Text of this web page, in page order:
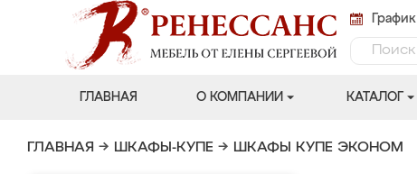
ГЛАВНАЯ О КОМПАНИИ КАТАЛОГ
ГЛАВНАЯ → ШКАФЫ-КУПЕ → ШКАФЫ КУПЕ ЭКОНОМ